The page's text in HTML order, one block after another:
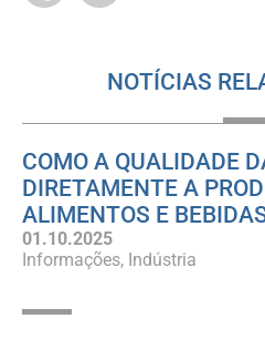
NOTÍCIAS
COMO A QUALIDADE
DIRETAMENTE A
ALIMENTOS E
01.10.2025
Informações
Indústria